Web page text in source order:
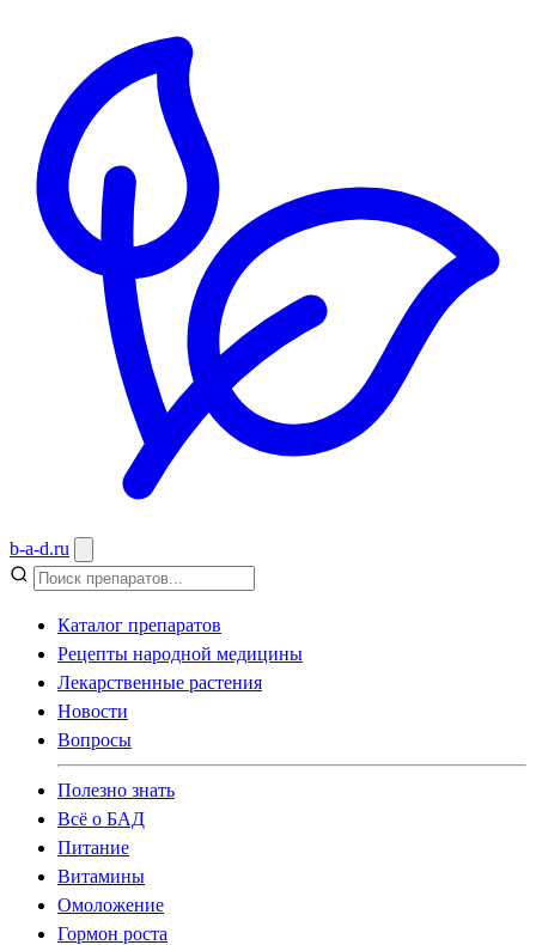
b-a-d.ru
Каталог препаратов
Рецепты народной медицины
Лекарственные растения
Новости
Вопросы
Полезно знать
Всё о БАД
Питание
Витамины
Омоложение
Гормон роста